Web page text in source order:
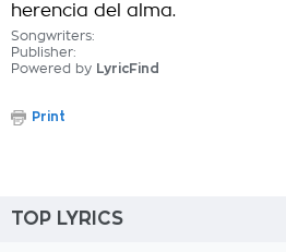
herencia del alma.
Songwriters:
Publisher:
Powered by LyricFind
Print
TOP LYRICS